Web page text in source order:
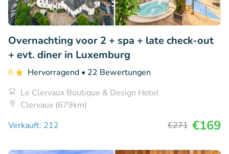
Overnachting voor 2 + spa + late check-out
+ evt. diner in Luxemburg
8 Hervorragend • 22 Bewertungen
Le Clervaux Boutique & Design Hotel
Clervaux (679km)
Verkauft: 212
€271 €169